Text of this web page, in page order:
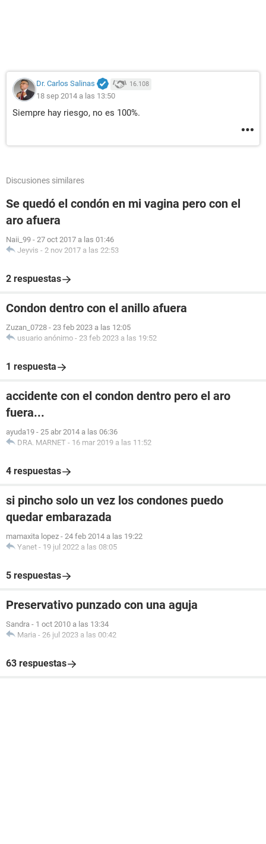
Dr. Carlos Salinas 16.108
18 sep 2014 a las 13:50
Siempre hay riesgo, no es 100%.
Discusiones similares
Se quedó el condón en mi vagina pero con el
aro afuera
Naii_99 - 27 oct 2017 a las 01:46
Jeyvis - 2 nov 2017 a las 22:53
2 respuestas
Condon dentro con el anillo afuera
Zuzan_0728 - 23 feb 2023 a las 12:05
usuario anónimo - 23 feb 2023 a las 19:52
1 respuesta
accidente con el condon dentro pero el aro
fuera...
ayuda19 - 25 abr 2014 a las 06:36
DRA. MARNET - 16 mar 2019 a las 11:52
4 respuestas
si pincho solo un vez los condones puedo
quedar embarazada
mamaxita lopez - 24 feb 2014 a las 19:22
Yanet - 19 jul 2022 a las 08:05
5 respuestas
Preservativo punzado con una aguja
Sandra - 1 oct 2010 a las 13:34
Maria - 26 jul 2023 a las 00:42
63 respuestas